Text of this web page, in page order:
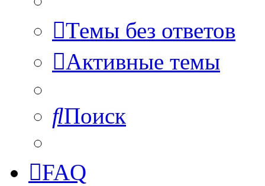
Темы без ответов
Активные темы
Поиск
FAQ